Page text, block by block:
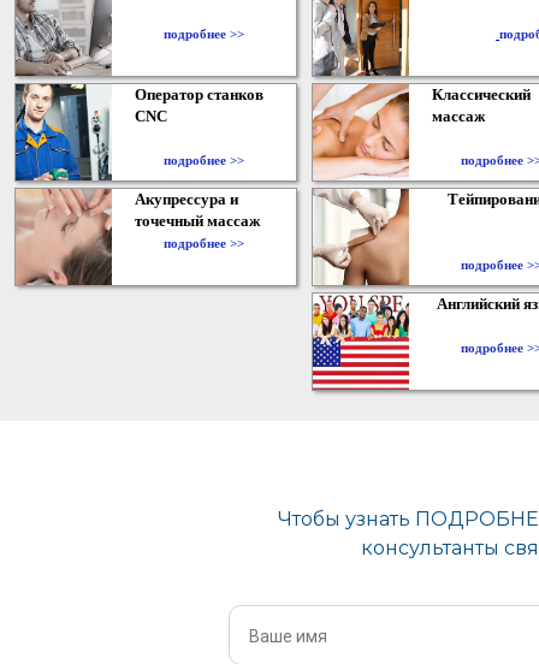
подробнее >>
Оператор станков
CNC
подробнее >>
Классический
массаж
подробнее
Акупрессура и
точечный массаж
подробнее >>
подробнее
Английский
подробнее